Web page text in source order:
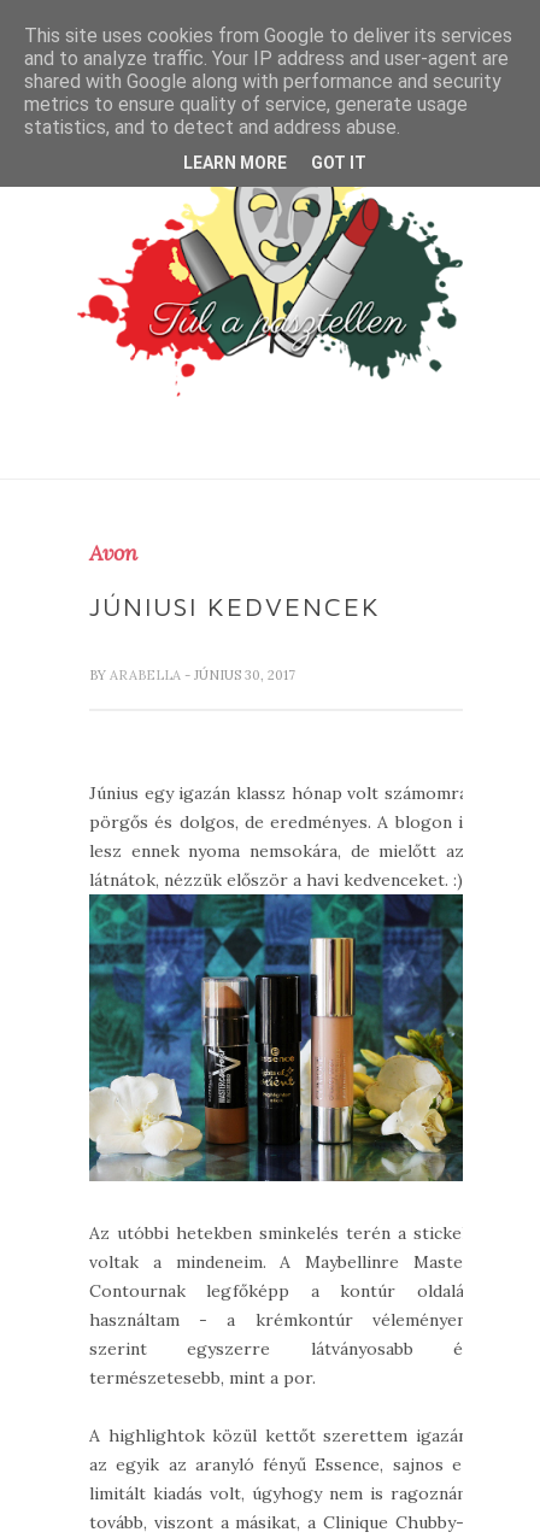
Avon
JÚNIUSI KEDVENCEK
BY ARABELLA - JÚNIUS 30, 2017
Június egy igazán klassz hónap volt számomra:
pörgős és dolgos, de eredményes. A blogon is
lesz ennek nyoma nemsokára, de mielőtt azt
látnátok, nézzük először a havi kedvenceket. :)
Az utóbbi hetekben sminkelés terén a stickek
voltak a mindeneim. A Maybellinre Master
Contournak legfőképp a kontúr oldalát
használtam - a krémkontúr véleményem
szerint egyszerre látványosabb és
természetesebb, mint a por.
A highlightok közül kettőt szerettem igazán,
az egyik az aranyló fényű Essence, sajnos ez
limitált kiadás volt, úgyhogy nem is ragoznám
tovább, viszont a másikat, a Clinique Chubby-t
This site uses cookies from Google to deliver its services
and to analyze traffic. Your IP address and user-agent are
shared with Google along with performance and security
metrics to ensure quality of service, generate usage
statistics, and to detect and address abuse.
LEARN MORE GOT IT